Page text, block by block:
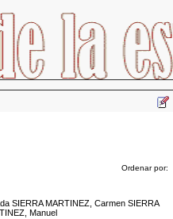
Ordenar por:
SIERRA MARTINEZ, Carmen SIERRA
Manuel